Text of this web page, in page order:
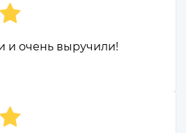
и очень выручили!